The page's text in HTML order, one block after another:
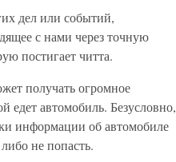
дел или событий,
с нами через точную
постигает читта.
получать огромное
едет автомобиль. Безусловно,
информации об автомобиле
не попасть.